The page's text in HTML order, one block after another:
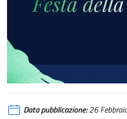
Data pubblicazione:26